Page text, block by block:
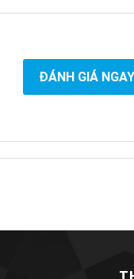
ĐÁNH GIÁ NGAY